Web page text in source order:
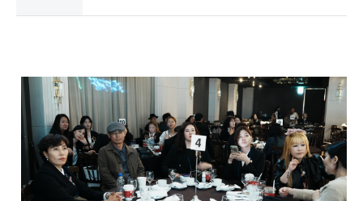
영상
포토갤러리